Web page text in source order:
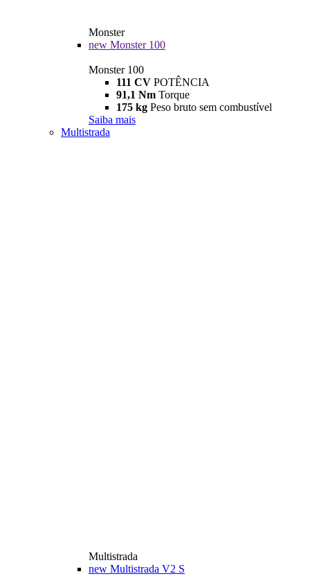
Monster
new Monster 100
Monster 100
111 CV POTÊNCIA
91,1 Nm Torque
175 kg Peso bruto sem combustível
Saiba mais
Multistrada
Multistrada
new Multistrada V2 S